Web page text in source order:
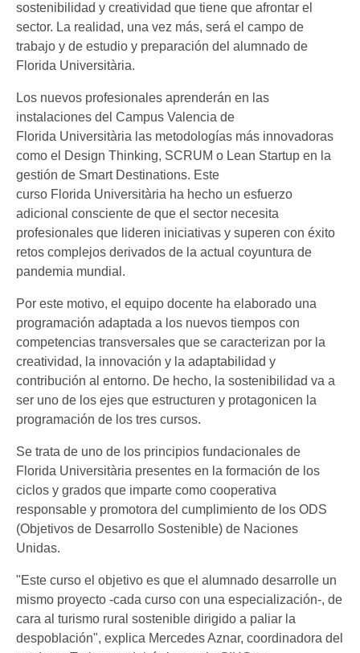
sostenibilidad y creatividad que tiene que afrontar el
sector. La realidad, una vez más, será el campo de
trabajo y de estudio y preparación del alumnado de
Florida Universitària.
Los nuevos profesionales aprenderán en las
instalaciones del Campus Valencia de
Florida Universitària las metodologías más innovadoras
como el Design Thinking, SCRUM o Lean Startup en la
gestión de Smart Destinations. Este
curso Florida Universitària ha hecho un esfuerzo
adicional consciente de que el sector necesita
profesionales que lideren iniciativas y superen con éxito
retos complejos derivados de la actual coyuntura de
pandemia mundial.
Por este motivo, el equipo docente ha elaborado una
programación adaptada a los nuevos tiempos con
competencias transversales que se caracterizan por la
creatividad, la innovación y la adaptabilidad y
contribución al entorno. De hecho, la sostenibilidad va a
ser uno de los ejes que estructuren y protagonicen la
programación de los tres cursos.
Se trata de uno de los principios fundacionales de
Florida Universitària presentes en la formación de los
ciclos y grados que imparte como cooperativa
responsable y promotora del cumplimiento de los ODS
(Objetivos de Desarrollo Sostenible) de Naciones
Unidas.
"Este curso el objetivo es que el alumnado desarrolle un
mismo proyecto -cada curso con una especialización-, de
cara al turismo rural sostenible dirigido a paliar la
despoblación", explica Mercedes Aznar, coordinadora del